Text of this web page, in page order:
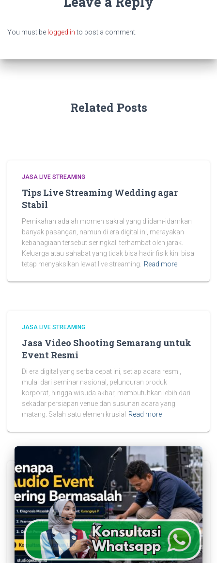
You must be logged into post a comment.
Related Posts
JASA LIVE STREAMING
Tips Live Streaming Wedding agar
Stabil
Pernikahan adalah momen sakral yang diidam-idamkan
banyak pasangan, namun di era digital ini, merayakan
kebahagiaan tersebut seringkali terhambat oleh jarak.
Keluarga atau sahabat yang tidak bisa hadir fisik kini bisa
tetap menyaksikan lewat live streaming.
Read more
JASA LIVE STREAMING
Jasa Video Shooting Semarang untuk
Event Resmi
Di era digital yang serba cepat ini, setiap acara resmi,
mulai dari seminar nasional, peluncuran produk
korporat, hingga wisuda akbar, membutuhkan lebih dari
sekadar persiapan venue dan susunan acara yang
matang. Salah satu elemen krusial
Read more